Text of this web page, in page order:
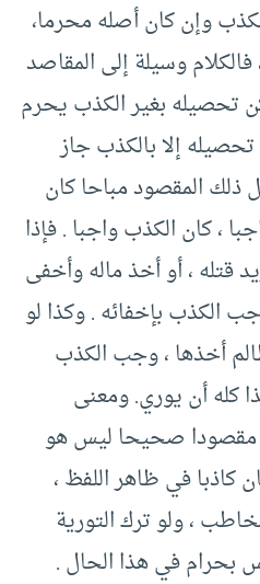
وإن كان أصله محرما،
وسيلة إلى المقاصد
تحصيله بغير الكذب يحرم
إلا بالكذب جاز
المقصود مباحا كان
، كان الكذب واجبا . فإذا
قتله ، أو أخذ ماله وأخفى
الكذب بإخفائه . وكذا لو
أخذها ، وجب الكذب
كله أن يوري. ومعنى
مقصودا صحيحا ليس هو
كاذبا في ظاهر اللفظ ،
، ولو ترك التورية
بحرام في هذا الحال .